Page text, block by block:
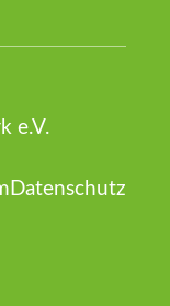
e.V.
Datenschutz